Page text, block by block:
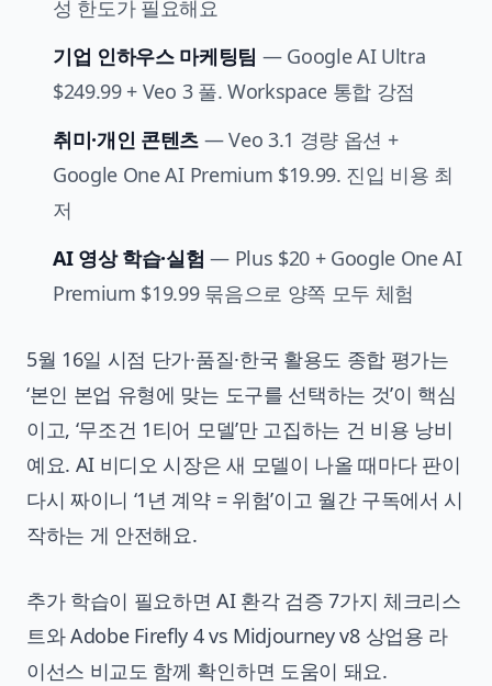
성 한도가 필요해요
기업 인하우스 마케팅팀 — Google AI Ultra
$249.99 + Veo 3 풀. Workspace 통합 강점
취미·개인 콘텐츠 — Veo 3.1 경량 옵션 +
Google One AI Premium $19.99. 진입 비용 최
저
AI 영상 학습·실험 — Plus $20 + Google One AI
Premium $19.99 묶음으로 양쪽 모두 체험
5월 16일 시점 단가·품질·한국 활용도 종합 평가는
‘본인 본업 유형에 맞는 도구를 선택하는 것’이 핵심
이고, ‘무조건 1티어 모델’만 고집하는 건 비용 낭비
예요. AI 비디오 시장은 새 모델이 나올 때마다 판이
다시 짜이니 ‘1년 계약 = 위험’이고 월간 구독에서 시
작하는 게 안전해요.
추가 학습이 필요하면AI 환각 검증 7가지 체크리스
트와Adobe Firefly 4 vs Midjourney v8 상업용 라
이선스 비교도 함께 확인하면 도움이 돼요.